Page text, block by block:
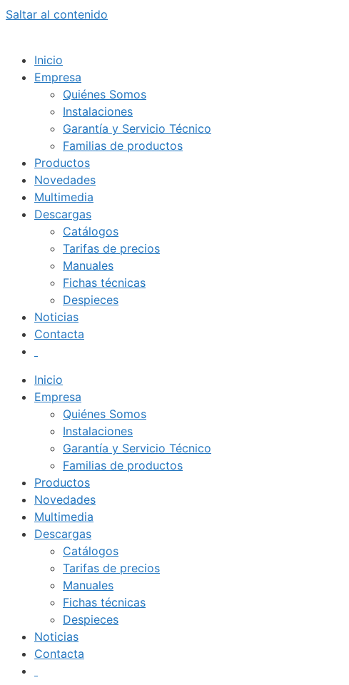
Saltar al contenido
Inicio
Empresa
Quiénes Somos
Instalaciones
Garantía y Servicio Técnico
Familias de productos
Productos
Novedades
Multimedia
Descargas
Catálogos
Tarifas de precios
Manuales
Fichas técnicas
Despieces
Noticias
Contacta
Inicio
Empresa
Quiénes Somos
Instalaciones
Garantía y Servicio Técnico
Familias de productos
Productos
Novedades
Multimedia
Descargas
Catálogos
Tarifas de precios
Manuales
Fichas técnicas
Despieces
Noticias
Contacta